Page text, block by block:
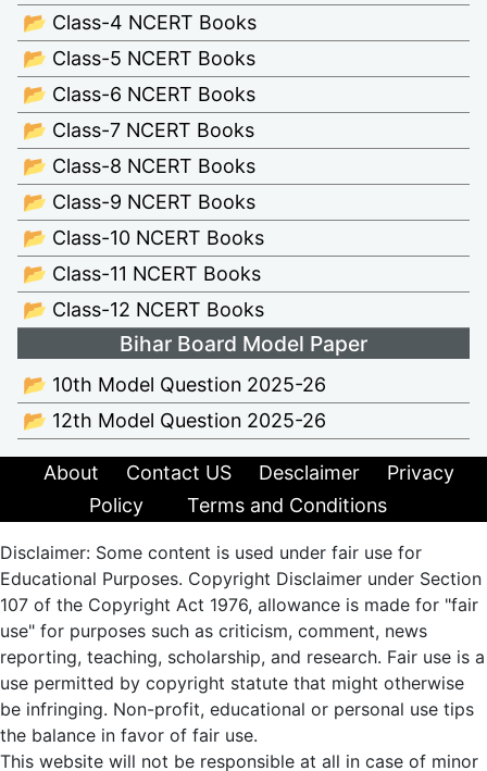
📂 Class-4 NCERT Books
📂 Class-5 NCERT Books
📂 Class-6 NCERT Books
📂 Class-7 NCERT Books
📂 Class-8 NCERT Books
📂 Class-9 NCERT Books
📂 Class-10 NCERT Books
📂 Class-11 NCERT Books
📂 Class-12 NCERT Books
Bihar Board Model Paper
📂 10th Model Question 2025-26
📂 12th Model Question 2025-26
About Contact US Desclaimer
Privacy
Policy
Terms and Conditions
Disclaimer: Some content is used under fair use for
Educational Purposes. Copyright Disclaimer under Section
107 of the Copyright Act 1976, allowance is made for "fair
use" for purposes such as criticism, comment, news
reporting, teaching, scholarship, and research. Fair use is a
use permitted by copyright statute that might otherwise
be infringing. Non-profit, educational or personal use tips
the balance in favor of fair use.
This website will not be responsible at all in case of minor